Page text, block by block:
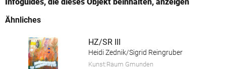
Ähnliches
HZ/SR III
Heidi Zednik/Sigrid Reingruber
Kunst:Raum Gmunden